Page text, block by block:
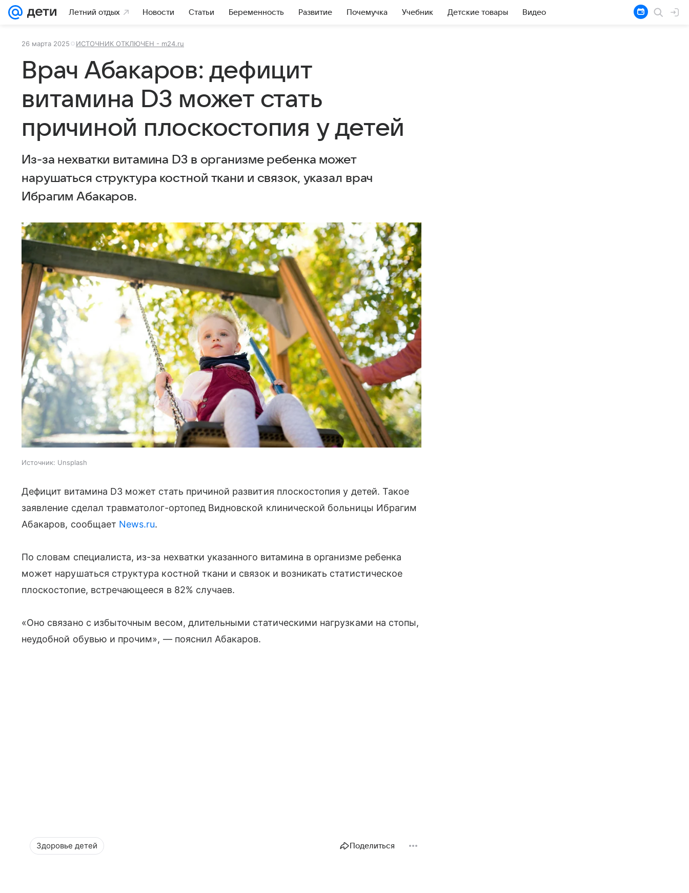
Летний отдых Новости Статьи Беременность Развитие Почемучка Учебник Детские товары Видео
26 марта 2025 ИСТОЧНИК ОТКЛЮЧЕН - m24.ru
Врач Абакаров: дефицит
витамина D3 может стать
причиной плоскостопия у детей
Из-за нехватки витамина D3 в организме ребенка может
нарушаться структура костной ткани и связок, указал врач
Ибрагим Абакаров.
Источник: Unsplash
Дефицит витамина D3 может стать причиной развития плоскостопия у детей. Такое
заявление сделал травматолог-ортопед Видновской клинической больницы Ибрагим
Абакаров, сообщает News.ru.
По словам специалиста, из-за нехватки указанного витамина в организме ребенка
может нарушаться структура костной ткани и связок и возникать статистическое
плоскостопие, встречающееся в 82% случаев.
«Оно связано с избыточным весом, длительными статическими нагрузками на стопы,
неудобной обувью и прочим», — пояснил Абакаров.
Здоровье детей Поделиться